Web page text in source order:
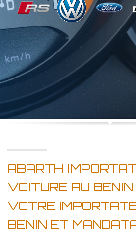
ABARTH
VOITURE AU
VOTRE
BENIN ET